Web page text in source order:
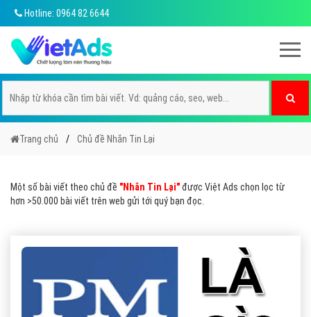
Hotline: 0964 82 6644
Trang chủ Chủ đề Nhắn Tin Lại
Một số bài viết theo chủ đề "Nhắn Tin Lại"được Việt Ads chọn lọc từ
hơn >50.000 bài viết trên web gửi tới quý bạn đọc.